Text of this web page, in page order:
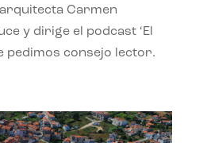
Carmen
y dirige el podcast ‘El
pedimos consejo lector.